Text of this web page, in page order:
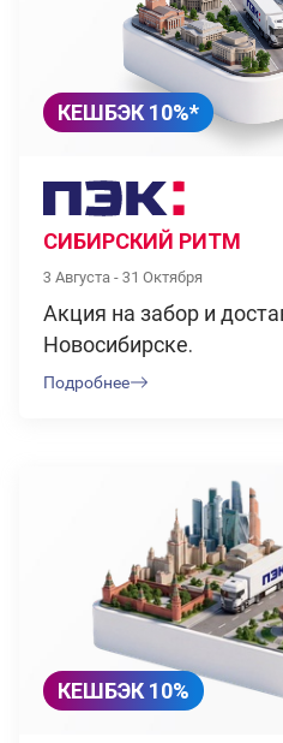
КЕШБЭК 10%*
СИБИРСКИЙ РИТМ
3 Августа - 31 Октября
Акция на забор и
Новосибирске.
Подробнее
КЕШБЭК 10%